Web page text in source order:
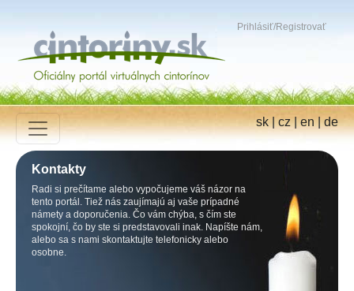
Prihlásiť/Registrovať
sk|cz|en|de
Kontakty
Radi si prečítame alebo vypočujeme váš názor na
tento portál. Tiež nás zaujímajú aj vaše prípadné
námety a doporučenia. Čo vám chýba, s čím ste
spokojní, čo by ste si predstavovali inak. Napíšte nám,
alebo sa s nami skontaktujte telefonicky alebo
osobne.